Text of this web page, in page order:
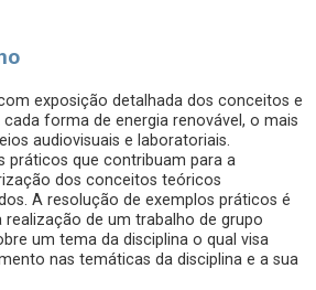
exposição detalhada dos conceitos e
forma de energia renovável, o mais
audiovisuais e laboratoriais.
práticos que contribuam para a
dos conceitos teóricos
A resolução de exemplos práticos é
de um trabalho de grupo
um tema da disciplina o qual visa
nas temáticas da disciplina e a sua